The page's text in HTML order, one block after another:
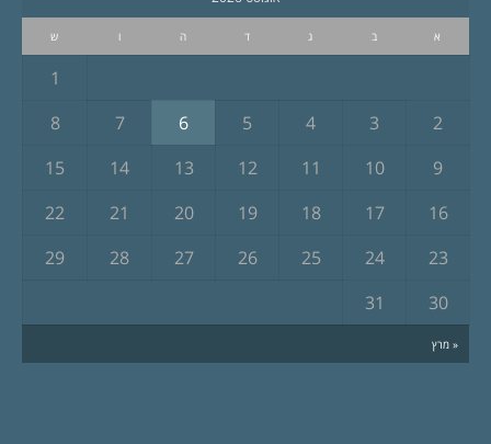
א ב ג ד ה ו ש
« מרץ
1
2
3
4
5
6
7
8
9
10
11
12
13
14
15
16
17
18
19
20
21
22
23
24
25
26
27
28
29
30
31